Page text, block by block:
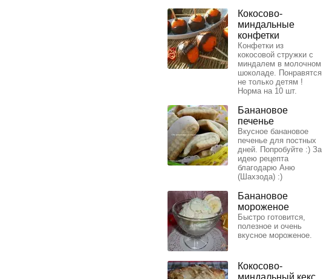
Кокосово-
миндальные
конфетки
Конфетки из
кокосовой стружки с
миндалем в молочном
шоколаде. Понравятся
не только детям !
Норма на 10 шт.
Банановое
печенье
Вкусное банановое
печенье для постных
дней. Попробуйте :) За
идею рецепта
благодарю Аню
(Шахзода) :)
Банановое
мороженое
Быстро готовится,
полезное и очень
вкусное мороженое.
Кокосово-